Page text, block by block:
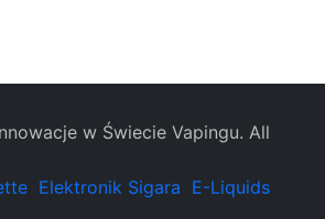
w Świecie Vapingu. All
Elektronik Sigara E-Liquids